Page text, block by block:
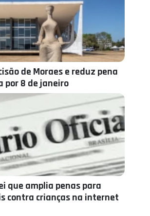
de Moraes e reduz pena
por 8 de janeiro
que amplia penas para
contra crianças na internet